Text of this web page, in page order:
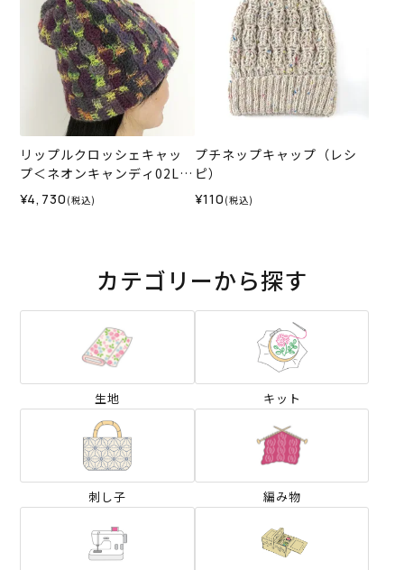
リップルクロッシェキャッ
プ＜ネオンキャンディ02L＞
（編み物 材料セット）
¥4,730 (税込)
プチネップキャップ（レシ
ピ）
¥110 (税込)
カテゴリーから探す
生地 キット
刺し子 編み物